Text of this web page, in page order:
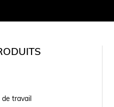
travail